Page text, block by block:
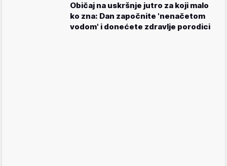
Običaj na uskršnje jutro za koji malo
ko zna: Dan započnite 'nenačetom
vodom' i donećete zdravlje porodici